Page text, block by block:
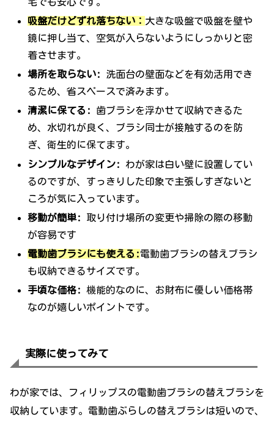
吸盤だけどずれ落ちない： 大きな吸盤で吸盤を壁や
鏡に押し当て、空気が入らないようにしっかりと密
着させます。
場所を取らない:
洗面台の壁面などを有効活用でき
るため、省スペースで済みます。
清潔に保てる:
歯ブラシを浮かせて収納できるた
め、水切れが良く、ブラシ同士が接触するのを防
ぎ、衛生的に保てます。
シンプルなデザイン:
わが家は白い壁に設置してい
るのですが、すっきりした印象で主張しすぎないと
ころが気に入っています。
移動が簡単:
取り付け場所の変更や掃除の際の移動
が容易です
電動歯ブラシにも使える:電動歯ブラシの替えブラシ
も収納できるサイズです。
手頃な価格:
機能的なのに、お財布に優しい価格帯
なのが嬉しいポイントです。
実際に使ってみて
わが家では、フィリップスの電動歯ブラシの替えブラシを
収納しています。電動歯ぶらしの替えブラシは短いので、